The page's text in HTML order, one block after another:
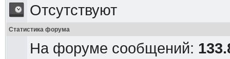
Отсутствуют
Статистика форума
На форуме сообщений: